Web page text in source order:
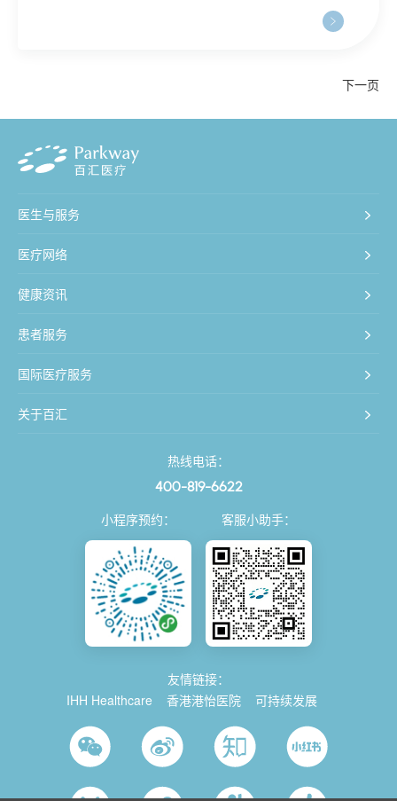
下一页
医生与服务
医疗网络
健康资讯
患者服务
国际医疗服务
关于百汇
热线电话：
400-819-6622
小程序预约： 客服小助手：
友情链接：
IHH Healthcare
香港港怡医院 可持续发展